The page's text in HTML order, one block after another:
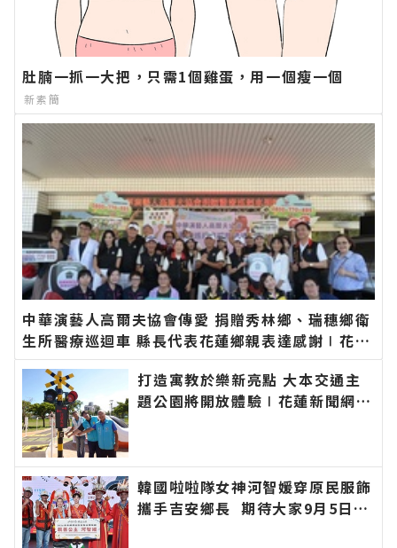
肚腩一抓一大把，只需1個雞蛋，用一個瘦一個
新素簡
中華演藝人高爾夫協會傳愛 捐贈秀林鄉、瑞穗鄉衛
生所醫療巡迴車 縣長代表花蓮鄉親表達感謝∣花蓮
新聞網官方網站各類新聞－最快速的今日新聞報導
最新的在地資訊！打造寓教於樂新亮點 大本交通主
題公園將開放體驗∣花蓮新聞網官
韓國啦啦隊女神河智媛穿原民服飾
攜手吉安鄉長 期待大家9月5日參